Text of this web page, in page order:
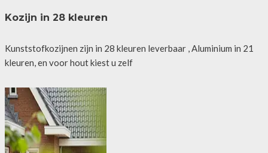
Kozijn in 28 kleuren
Kunststofkozijnen zijn in 28 kleuren leverbaar , Aluminium in 21
kleuren, en voor hout kiest u zelf